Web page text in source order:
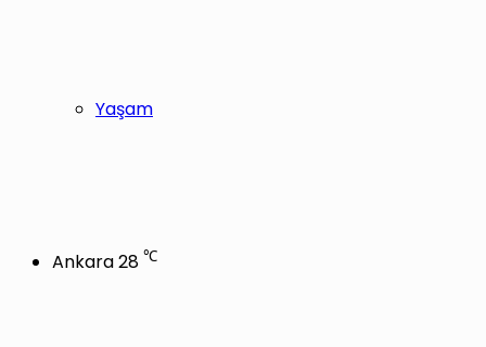
Yaşam
Ankara28 ℃